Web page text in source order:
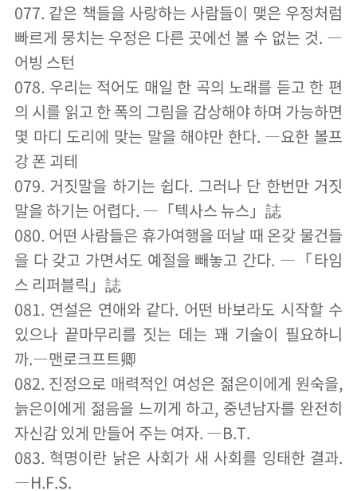
077. 같은 책들을 사랑하는 사람들이 맺은 우정처럼
빠르게 뭉치는 우정은 다른 곳에선 볼 수 없는 것. ―
어빙 스턴
078. 우리는 적어도 매일 한 곡의 노래를 듣고 한 편
의 시를 읽고 한 폭의 그림을 감상해야 하며 가능하면
몇 마디 도리에 맞는 말을 해야만 한다. ―요한 볼프
강 폰 괴테
079. 거짓말을 하기는 쉽다. 그러나 단 한번만 거짓
말을 하기는 어렵다. ―「텍사스 뉴스」誌
080. 어떤 사람들은 휴가여행을 떠날 때 온갖 물건들
을 다 갖고 가면서도 예절을 빼놓고 간다. ―「타임
스 리퍼블릭」誌
081. 연설은 연애와 같다. 어떤 바보라도 시작할 수
있으나 끝마무리를 짓는 데는 꽤 기술이 필요하니
까.―맨로크프트卿
082. 진정으로 매력적인 여성은 젊은이에게 원숙을,
늙은이에게 젊음을 느끼게 하고, 중년남자를 완전히
자신감 있게 만들어 주는 여자. ―B.T.
083. 혁명이란 낡은 사회가 새 사회를 잉태한 결과.
―H.F.S.